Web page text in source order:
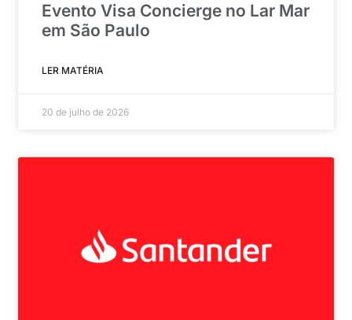
Evento Visa Concierge no Lar Mar
em São Paulo
LER MATÉRIA
20 de julho de 2026